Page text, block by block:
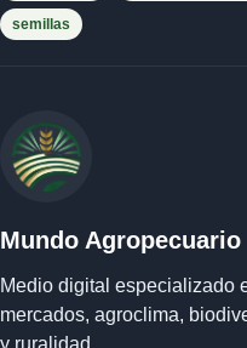
semillas
Mundo Agropecuario
Medio digital especializado
mercados, agroclima,